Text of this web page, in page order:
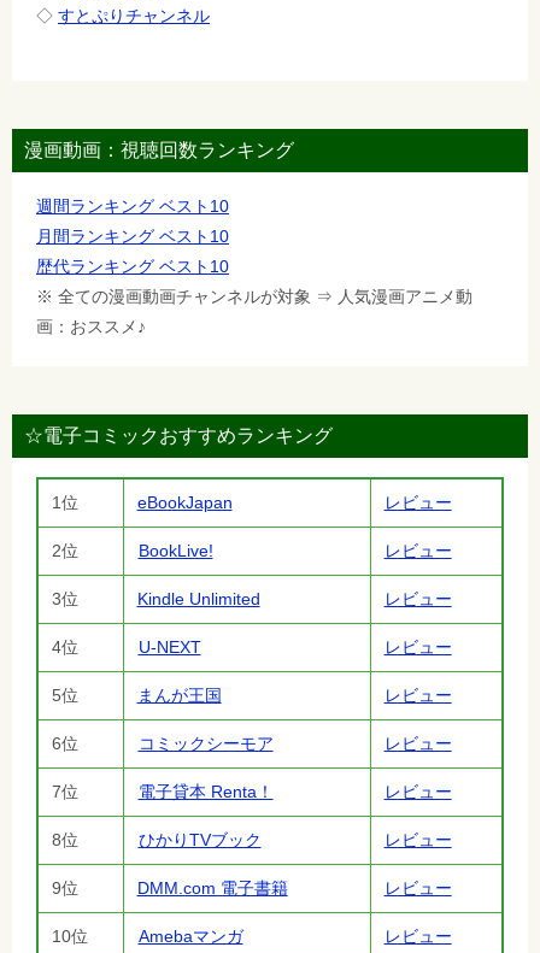
◇ すとぷりチャンネル
漫画動画：視聴回数ランキング
週間ランキング ベスト10
月間ランキング ベスト10
歴代ランキング ベスト10
※ 全ての漫画動画チャンネルが対象 ⇒ 人気漫画アニメ動
画：おススメ♪
☆電子コミックおすすめランキング
1位 eBookJapan レビュー
2位 BookLive! レビュー
3位 Kindle Unlimited レビュー
4位 U-NEXT レビュー
5位 まんが王国 レビュー
6位 コミックシーモア レビュー
7位 電子貸本 Renta！ レビュー
8位 ひかりTVブック レビュー
9位 DMM.com 電子書籍 レビュー
10位 Amebaマンガ レビュー